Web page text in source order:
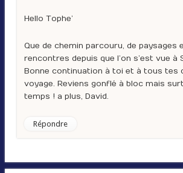
Hello Tophe’
Que de chemin parcouru, de paysages
rencontres depuis que l’on s’est vue à
Bonne continuation à toi et à tous tes
voyage. Reviens gonflé à bloc mais
temps ! a plus, David.
Répondre